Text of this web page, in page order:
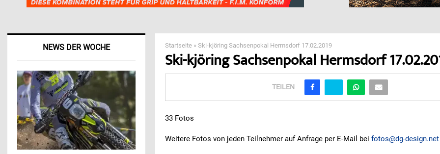
Startseite »Ski-kjöring Sachsenpokal Hermsdorf 17.02.2019
Ski-kjöring Sachsenpokal Hermsdorf
TEILEN
33 Fotos
Weitere Fotos von jeden Teilnehmer auf Anfrage per E-Mail beifotos@dg-design.net
NEWS DER WOCHE